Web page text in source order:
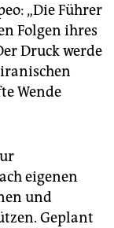
„Die Führer
Folgen ihres
Druck werde
Wende
eigenen
und
Geplant